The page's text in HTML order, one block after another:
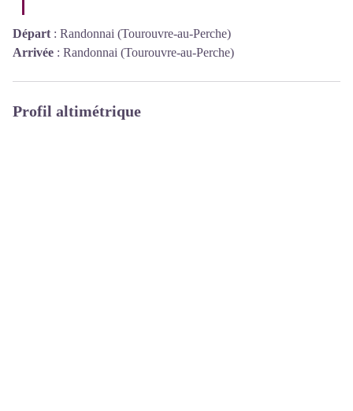
Départ : Randonnai (Tourouvre-au-Perche)
Arrivée : Randonnai (Tourouvre-au-Perche)
Profil altimétrique